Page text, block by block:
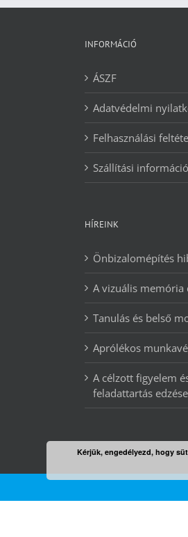
INFORMÁCIÓ
ÁSZF
Adatvédelmi
Felhasználási
Szállítási
HÍREINK
Önbizalomépítés
A vizuális memória
Tanulás és belső
Aprólékos
A célzott figyelem
feladattartás
Kérjük, engedélyezd, hogy